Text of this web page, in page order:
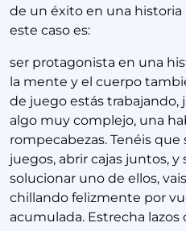
de un éxito en una historia
este caso es:
ser protagonista en una
la mente y el cuerpo
de juego estás
algo muy complejo, una
rompecabezas. Tenéis
juegos, abrir cajas juntos, y
solucionar uno de ellos,
chillando felizmente por
acumulada. Estrecha